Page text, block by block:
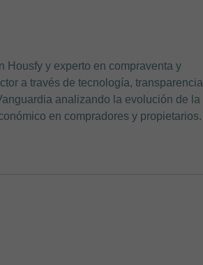
Housfy y experto en compraventa y
a través de tecnología, transparencia
analizando la evolución de la
en compradores y propietarios.